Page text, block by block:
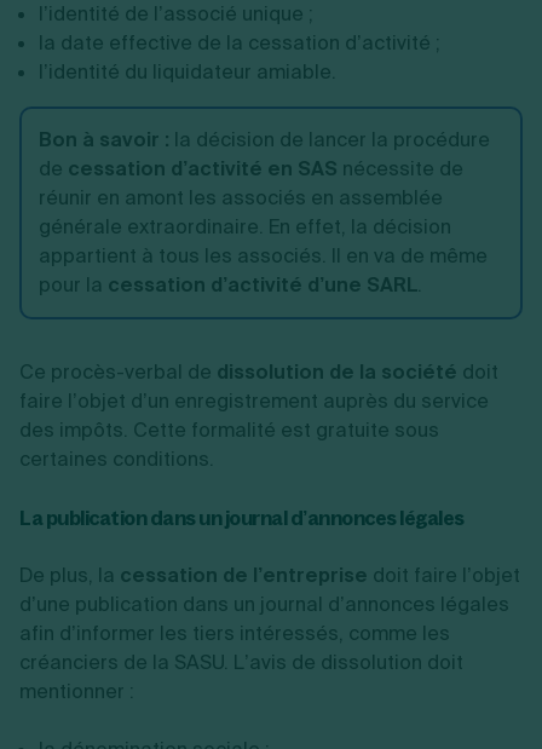
l’identité de l’associé unique ;
la date effective de la cessation d’activité ;
l’identité du liquidateur amiable.
Bon à savoir : la décision de lancer la procédure
de cessation d’activité en SAS nécessite de
réunir en amont les associés en assemblée
générale extraordinaire. En effet, la décision
appartient à tous les associés. Il en va de même
pour la cessation d’activité d’une SARL.
Ce procès-verbal de dissolution de la société doit
faire l’objet d’un enregistrement auprès du service
des impôts. Cette formalité est gratuite sous
certaines conditions.
La publication dans un journal d’annonces légales
De plus, la cessation de l’entreprise doit faire l’objet
d’une publication dans un journal d’annonces légales
afin d’informer les tiers intéressés, comme les
créanciers de la SASU. L’avis de dissolution doit
mentionner :